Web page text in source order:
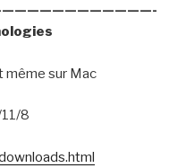
même sur Mac
8